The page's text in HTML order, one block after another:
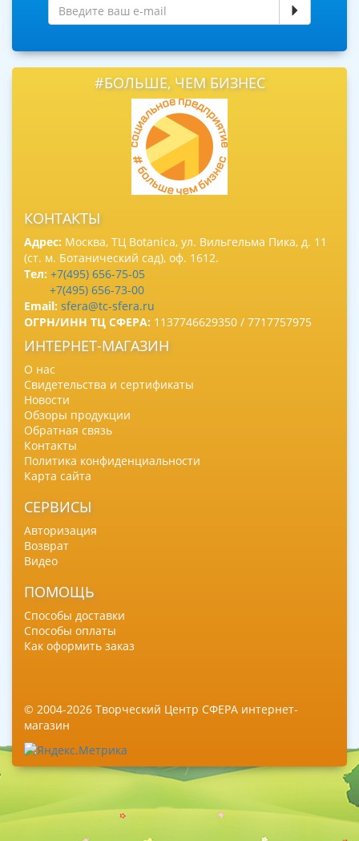
#БОЛЬШЕ, ЧЕМ БИЗНЕС
КОНТАКТЫ
Адрес: Москва, ТЦ Botanica, ул. Вильгельма Пика, д. 11
(ст. м. Ботанический сад), оф. 1612.
Тел: +7(495) 656-75-05
+7(495) 656-73-00
Email: sfera@tc-sfera.ru
ОГРН/ИНН ТЦ СФЕРА: 1137746629350 / 7717757975
ИНТЕРНЕТ-МАГАЗИН
О нас
Свидетельства и сертификаты
Новости
Обзоры продукции
Обратная связь
Контакты
Политика конфиденциальности
Карта сайта
СЕРВИСЫ
Авторизация
Возврат
Видео
ПОМОЩЬ
Способы доставки
Способы оплаты
Как оформить заказ
© 2004-2026 Творческий Центр СФЕРА интернет-
магазин